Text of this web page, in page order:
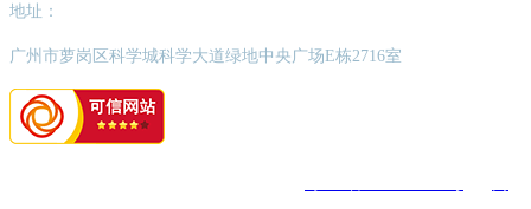
地址：
广州市萝岗区科学城科学大道绿地中央广场E栋2716室